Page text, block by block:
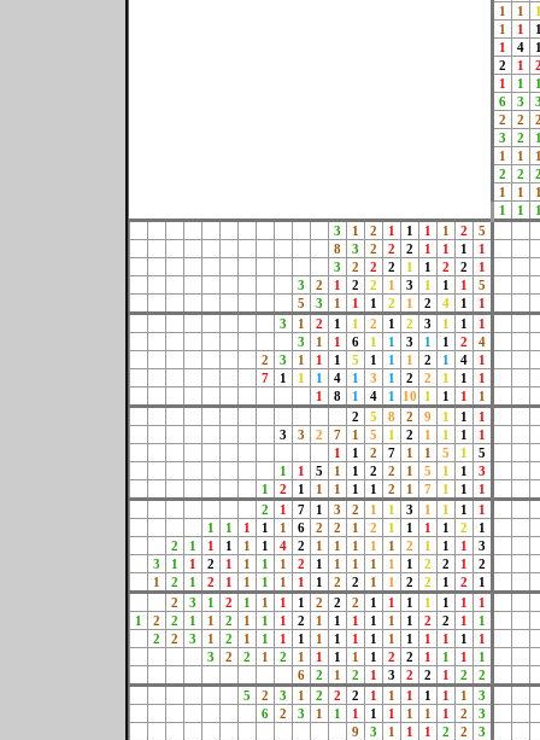
1
1
1
1
1
4
2
1
1
1
6
3
2
2
3
2
1
1
2
2
1
1
1
1
3
1 2 1 1 1 1 2
5
8
3 2 2 2 1 1 1
1
3
2 2 2 1 1 2 2
1
3
2 1 2 2 1 3 1 1 1
5
5
3 1 1 1 2 1 2 4 1
1
3
1 2 1 1 2 1 2 3 1 1
1
3
1 1 6 1 1 3 1 1 2
4
2
3 1 1 1 5 1 1 1 2 1 4
1
7
1 1 1 4 1 3 1 2 2 1 1
1
1
8 1 4 1 10 1 1 1
1
2
5 8 2 9 1 1
1
3
3 2 7 1 5 1 2 1 1 1
1
1
1 2 7 1 1 5 1
5
1
1 5 1 1 2 2 1 5 1 1
3
1
2 1 1 1 1 1 2 1 7 1 1
1
2
1 7 1 3 2 1 1 3 1 1 1
1
1
1 1 1 1 6 2 2 1 2 1 1 1 1 2
1
2
1 1 1 1 1 4 2 1 1 1 1 1 2 1 1 1
3
3
1 1 2 1 1 1 1 2 1 1 1 1 1 1 2 2 1
2
1
2 1 2 1 1 1 1 1 1 2 2 1 1 2 2 1 2
1
2
3 1 2 1 1 1 1 2 2 2 1 1 1 1 1 1
1
1
2 2 1 1 2 1 1 1 2 1 1 1 1 1 1 2 2 1
1
2
2 3 1 2 1 1 1 1 1 1 1 1 1 1 1 1 1
1
3
2 2 1 2 1 1 1 1 1 2 2 1 1 1
1
6
2 1 2 1 3 2 2 1 2
2
5
2 3 1 2 2 2 1 1 1 1 1 1
3
6
2 3 1 1 1 1 1 1 1 1 2
3
9
3 1 1 1 2 2
3